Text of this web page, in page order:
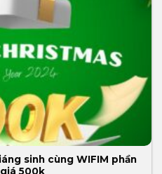
sinh cùng WIFIM phần
500k